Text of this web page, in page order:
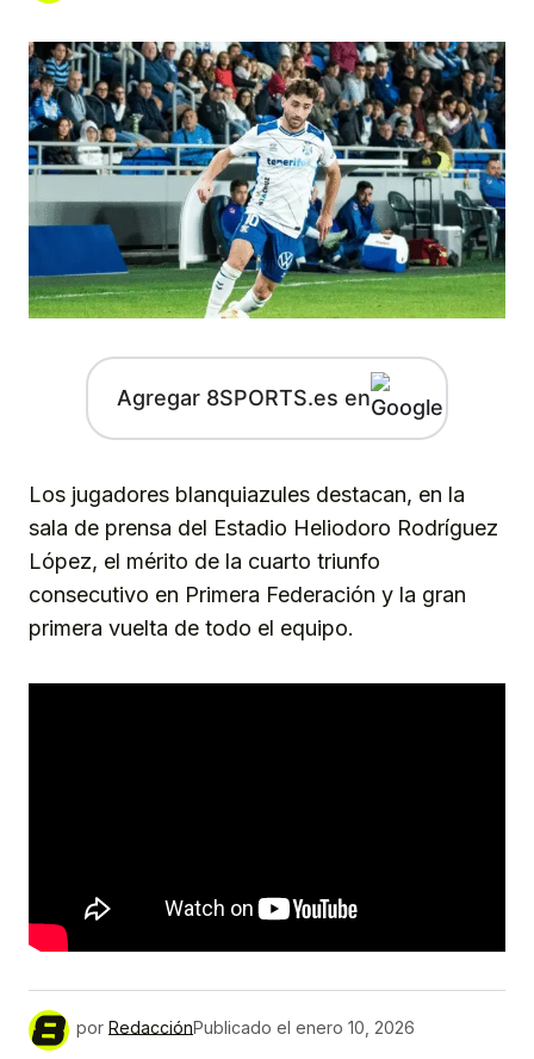
Agregar 8SPORTS.es en
Los jugadores blanquiazules destacan, en la
sala de prensa del Estadio Heliodoro Rodríguez
López, el mérito de la cuarto triunfo
consecutivo en Primera Federación y la gran
primera vuelta de todo el equipo.
por RedacciónPublicado el enero 10, 2026